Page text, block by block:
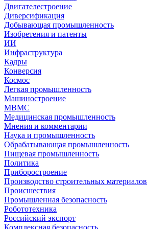
Двигателестроение
Диверсификация
Добывающая промышленность
Изобретения и патенты
ИИ
Инфраструктура
Кадры
Конверсия
Космос
Легкая промышленность
Машиностроение
МВМС
Медицинская промышленность
Мнения и комментарии
Наука и промышленность
Обрабатывающая промышленность
Пищевая промышленность
Политика
Приборостроение
Производство строительных материалов
Происшествия
Промышленная безопасность
Робототехника
Российский экспорт
Комплексная безопасность